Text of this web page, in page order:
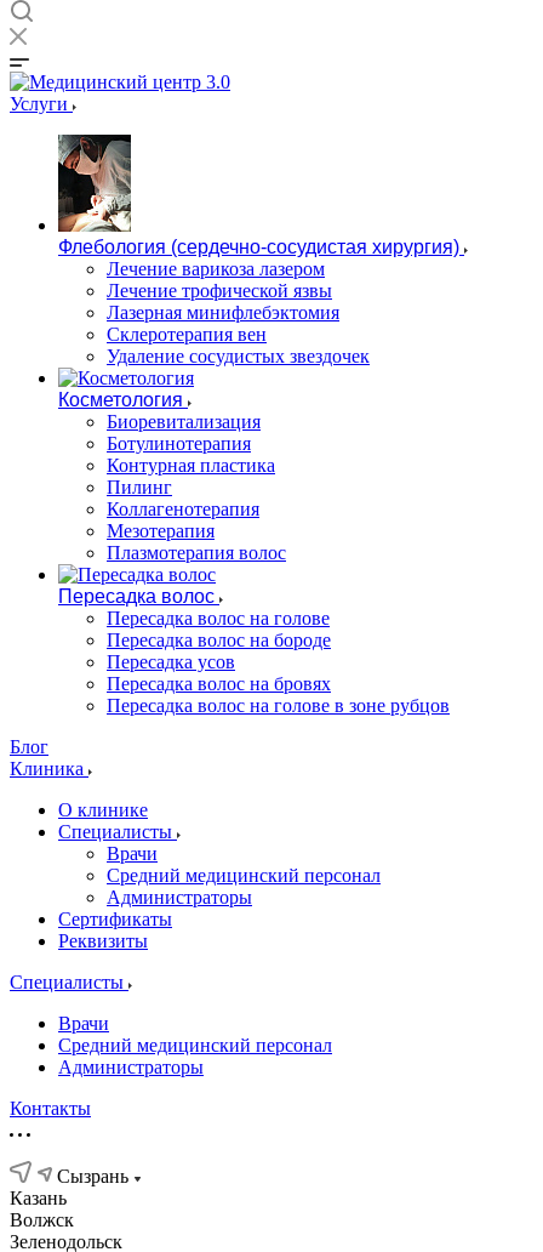
Услуги
Флебология (сердечно-сосудистая хирургия)
Лечение варикоза лазером
Лечение трофической язвы
Лазерная минифлебэктомия
Cклеротерапия вен
Удаление сосудистых звездочек
Косметология
Биоревитализация
Ботулинотерапия
Контурная пластика
Пилинг
Коллагенотерапия
Мезотерапия
Плазмотерапия волос
Пересадка волос
Пересадка волос на голове
Пересадка волос на бороде
Пересадка усов
Пересадка волос на бровях
Пересадка волос на голове в зоне рубцов
Блог
Клиника
О клинике
Специалисты
Врачи
Средний медицинский персонал
Администраторы
Сертификаты
Реквизиты
Специалисты
Врачи
Средний медицинский персонал
Администраторы
Контакты
Сызрань
Казань
Волжск
Зеленодольск